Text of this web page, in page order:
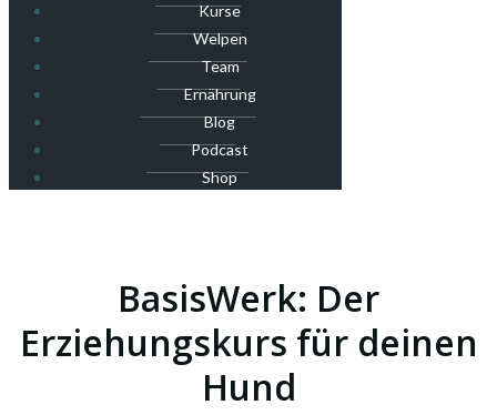
Kurse
Welpen
Team
Ernährung
Blog
Podcast
Shop
BasisWerk: Der
Erziehungskurs für deinen
Hund